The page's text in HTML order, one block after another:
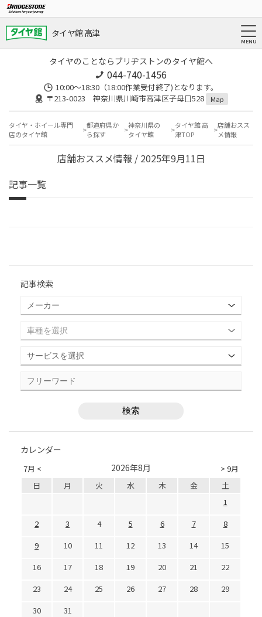
タイヤ館 高津
タイヤのことならブリヂストンのタイヤ館へ
044-740-1456
10:00～18:30（18:00作業受付終了)となります。
〒213-0023 神奈川県川崎市高津区子母口528
Map
タイヤ・ホイール専門
店のタイヤ館
都道府県か
ら探す
神奈川県の
タイヤ館
タイヤ館 高
津TOP
店舗おスス
メ情報
店舗おススメ情報 / 2025年9月11日
記事一覧
記事検索
カレンダー
7月 < > 9月
2026年8月
日 月 火 水 木 金
土
1
2
3 4 5 6 7
8
9
10 11 12 13 14
15
16
17 18 19 20 21
22
23
24 25 26 27 28
29
30
31